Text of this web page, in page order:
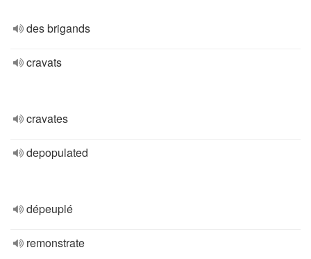
des brigands
cravats
cravates
depopulated
dépeuplé
remonstrate